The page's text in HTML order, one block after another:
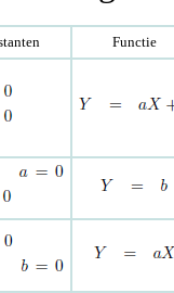
Functie